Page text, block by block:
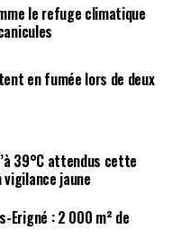
le refuge climatique
en fumée lors de deux
39°C attendus cette
jaune
Erigné : 2 000 m² de